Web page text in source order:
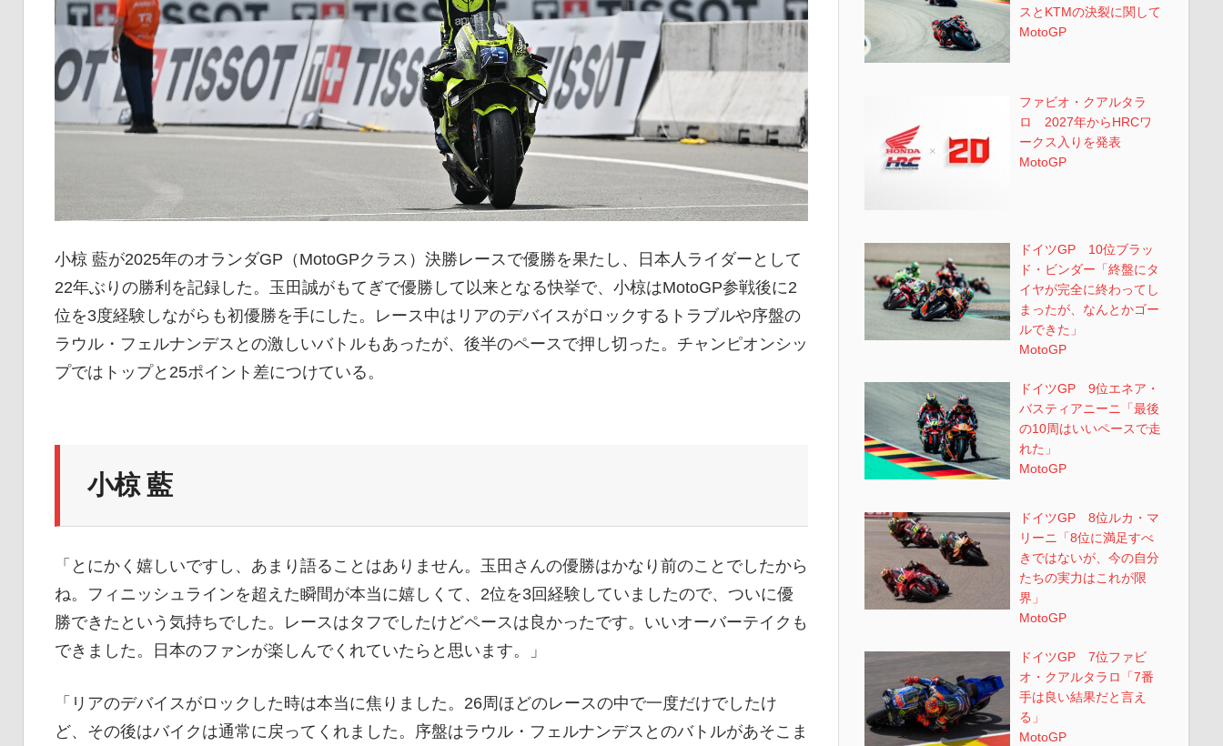
小椋 藍が2025年のオランダGP（MotoGPクラス）決勝レースで優勝を果たし、日本人ライダーとして
22年ぶりの勝利を記録した。玉田誠がもてぎで優勝して以来となる快挙で、小椋はMotoGP参戦後に2
位を3度経験しながらも初優勝を手にした。レース中はリアのデバイスがロックするトラブルや序盤の
ラウル・フェルナンデスとの激しいバトルもあったが、後半のペースで押し切った。チャンピオンシッ
プではトップと25ポイント差につけている。
小椋 藍
「とにかく嬉しいですし、あまり語ることはありません。玉田さんの優勝はかなり前のことでしたから
ね。フィニッシュラインを超えた瞬間が本当に嬉しくて、2位を3回経験していましたので、ついに優
勝できたという気持ちでした。レースはタフでしたけどペースは良かったです。いいオーバーテイクも
できました。日本のファンが楽しんでくれていたらと思います。」
「リアのデバイスがロックした時は本当に焦りました。26周ほどのレースの中で一度だけでしたけ
ど、その後はバイクは通常に戻ってくれました。序盤はラウル・フェルナンデスとのバトルがあそこま
スとKTMの決裂に関して
MotoGP
ファビオ・クアルタラ
ロ 2027年からHRCワ
ークス入りを発表
MotoGP
ドイツGP 10位ブラッ
ド・ビンダー「終盤にタ
イヤが完全に終わってし
まったが、なんとかゴー
ルできた」
MotoGP
ドイツGP 9位エネア・
バスティアニーニ「最後
の10周はいいペースで走
れた」
MotoGP
ドイツGP 8位ルカ・マ
リーニ「8位に満足すべ
きではないが、今の自分
たちの実力はこれが限
界」
MotoGP
ドイツGP 7位ファビ
オ・クアルタラロ「7番
手は良い結果だと言え
る」
MotoGP